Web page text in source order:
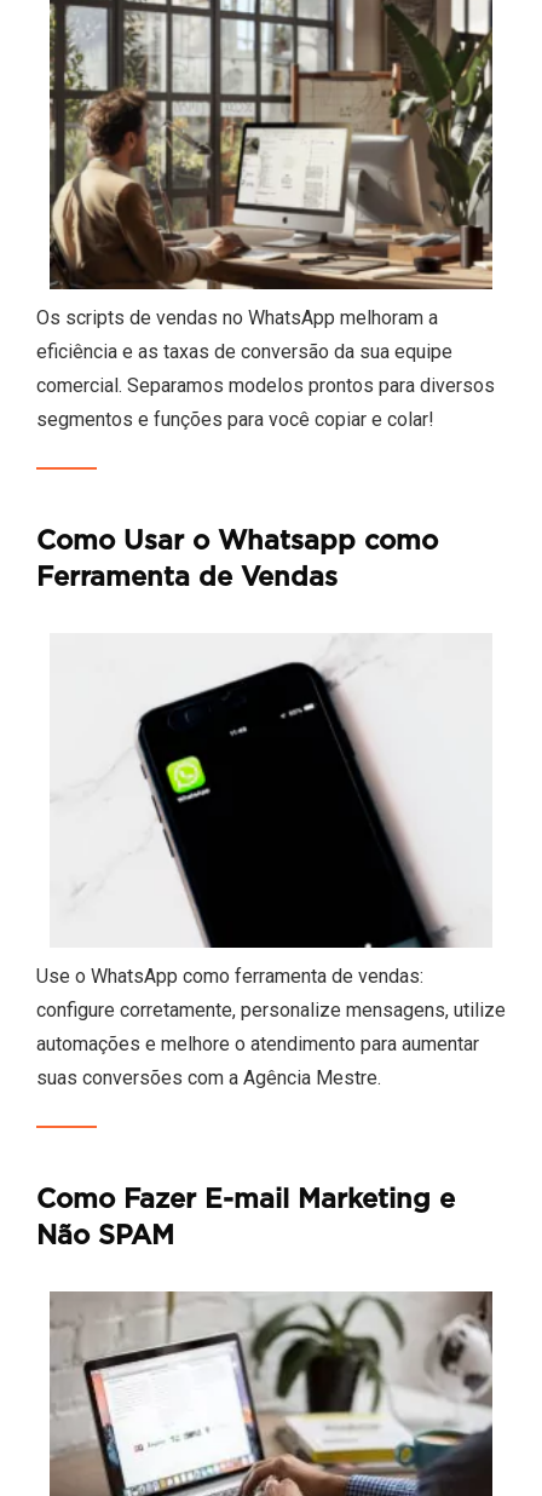
Os scripts de vendas no WhatsApp melhoram a
eficiência e as taxas de conversão da sua equipe
comercial. Separamos modelos prontos para diversos
segmentos e funções para você copiar e colar!
Como Usar o Whatsapp como
Ferramenta de Vendas
Use o WhatsApp como ferramenta de vendas:
configure corretamente, personalize mensagens, utilize
automações e melhore o atendimento para aumentar
suas conversões com a Agência Mestre.
Como Fazer E-mail Marketing e
Não SPAM